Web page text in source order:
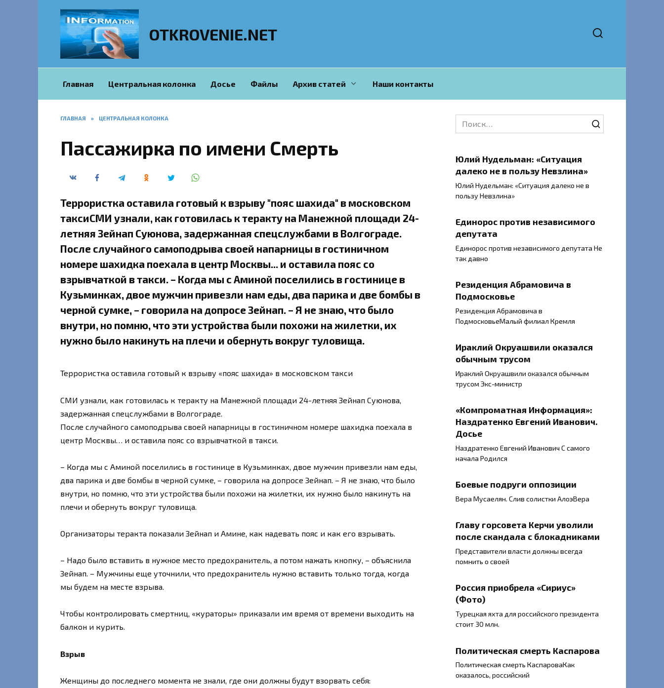
OTKROVENIE.NET
Главная Центральная колонка Досье Файлы Архив статей Наши контакты
ГЛАВНАЯ » ЦЕНТРАЛЬНАЯ КОЛОНКА
Пассажирка по имени Смерть
Террористка оставила готовый к взрыву "пояс шахида" в московском
таксиСМИ узнали, как готовилась к теракту на Манежной площади 24-
летняя Зейнап Суюнова, задержанная спецслужбами в Волгограде.
После случайного самоподрыва своей напарницы в гостиничном
номере шахидка поехала в центр Москвы... и оставила пояс со
взрывчаткой в такси. – Когда мы с Аминой поселились в гостинице в
Кузьминках, двое мужчин привезли нам еды, два парика и две бомбы в
черной сумке, – говорила на допросе Зейнап. – Я не знаю, что было
внутри, но помню, что эти устройства были похожи на жилетки, их
нужно было накинуть на плечи и обернуть вокруг туловища.
Террористка оставила готовый к взрыву «пояс шахида» в московском такси
СМИ узнали, как готовилась к теракту на Манежной площади 24-летняя Зейнап Суюнова,
задержанная спецслужбами в Волгограде.
После случайного самоподрыва своей напарницы в гостиничном номере шахидка поехала в
центр Москвы… и оставила пояс со взрывчаткой в такси.
– Когда мы с Аминой поселились в гостинице в Кузьминках, двое мужчин привезли нам еды,
два парика и две бомбы в черной сумке, – говорила на допросе Зейнап. – Я не знаю, что было
внутри, но помню, что эти устройства были похожи на жилетки, их нужно было накинуть на
плечи и обернуть вокруг туловища.
Организаторы теракта показали Зейнап и Амине, как надевать пояс и как его взрывать.
– Надо было вставить в нужное место предохранитель, а потом нажать кнопку, – объяснила
Зейнап. – Мужчины еще уточнили, что предохранитель нужно вставить только тогда, когда
мы будем на месте взрыва.
Чтобы контролировать смертниц, «кураторы» приказали им время от времени выходить на
балкон и курить.
Взрыв
Женщины до последнего момента не знали, где они должны будут взорвать себя:
Search
for:
Юлий Нудельман: «Ситуация
далеко не в пользу Невзлина»
Юлий Нудельман: «Ситуация далеко не в
пользу Невзлина»
Единорос против независимого
депутата
Единорос против независимого депутата Не
так давно
Резиденция Абрамовича в
Подмосковье
Резиденция Абрамовича в
ПодмосковьеМалый филиал Кремля
Ираклий Окруашвили оказался
обычным трусом
Ираклий Окруашвили оказался обычным
трусом Экс-министр
«Компроматная Информация»:
Наздратенко Евгений Иванович.
Досье
Наздратенко Евгений Иванович С самого
начала Родился
Боевые подруги оппозиции
Вера Мусаелян. Слив солистки АлоэВера
Главу горсовета Керчи уволили
после скандала с блокадниками
Представители власти должны всегда
помнить о своей
Россия приобрела «Сириус»
(Фото)
Турецкая яхта для российского президента
стоит 30 млн.
Политическая смерть Каспарова
Политическая смерть КаспароваКак
оказалось, российский